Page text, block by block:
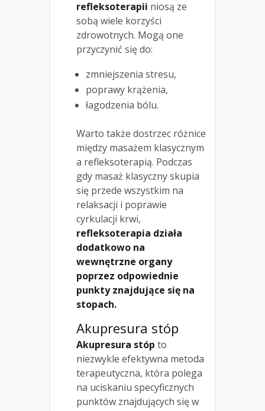
refleksoterapii niosą ze
sobą wiele korzyści
zdrowotnych. Mogą one
przyczynić się do:
zmniejszenia stresu,
poprawy krążenia,
łagodzenia bólu.
Warto także dostrzec różnice
między masażem klasycznym
a refleksoterapią. Podczas
gdy masaż klasyczny skupia
się przede wszystkim na
relaksacji i poprawie
cyrkulacji krwi,
refleksoterapia działa
dodatkowo na
wewnętrzne organy
poprzez odpowiednie
punkty znajdujące się na
stopach.
Akupresura stóp
Akupresura stóp to
niezwykle efektywna metoda
terapeutyczna, która polega
na uciskaniu specyficznych
punktów znajdujących się w